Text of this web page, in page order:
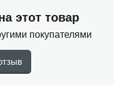
этот товар
покупателями